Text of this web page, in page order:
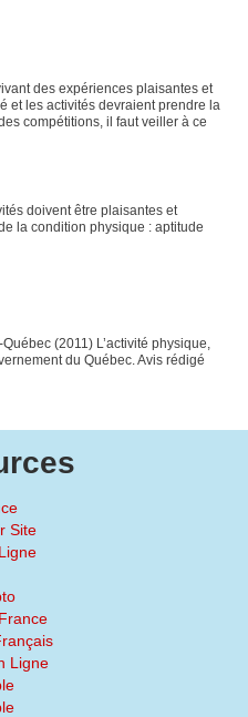
des expériences plaisantes et
et les activités devraient prendre la
compétitions, il faut veiller à ce
doivent être plaisantes et
la condition physique : aptitude
(2011) L’activité physique,
du Québec. Avis rédigé
Site
Ligne